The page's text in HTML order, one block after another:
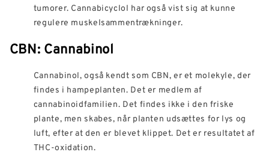
tumorer. Cannabicyclol har også vist sig at kunne
regulere muskelsammentrækninger.
CBN: Cannabinol
Cannabinol, også kendt som CBN, er et molekyle, der
findes i hampeplanten. Det er medlem af
cannabinoidfamilien. Det findes ikke i den friske
plante, men skabes, når planten udsættes for lys og
luft, efter at den er blevet klippet. Det er resultatet af
THC-oxidation.